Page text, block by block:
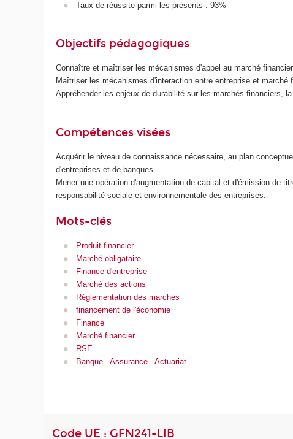
Taux de réussite parmi les présents : 93%
Objectifs pédagogiques
Connaître et maîtriser les mécanismes d'appel au marché
Maîtriser les mécanismes d'interaction entre entreprise et marché
Appréhender les enjeux de durabilité sur les marchés financiers,
Compétences visées
Acquérir le niveau de connaissance nécessaire, au plan
d'entreprises et de banques.
Mener une opération d'augmentation de capital et d'émission de
responsabilité sociale et environnementale des entreprises.
Mots-clés
Produit financier
Marché obligataire
Finance d'entreprise
Marché des actions
Réglementation des marchés
financement de l'économie
Finance
Marché financier
RSE
Banque - Assurance - Actuariat
Code UE : GFN241-LIB